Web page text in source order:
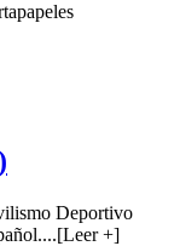
Deportivo
...[Leer +]